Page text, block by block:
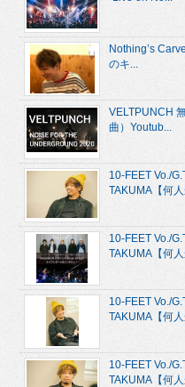
Nothing’s
のキ...
VELTPUNCH
曲）Youtub...
10-FEET Vo./
TAKUMA【何人
10-FEET Vo./
TAKUMA【何人
10-FEET Vo./
TAKUMA【何人
10-FEET Vo./
TAKUMA【何人